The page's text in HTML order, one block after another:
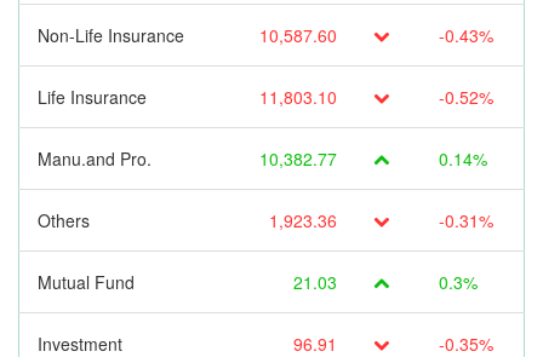
Non-Life Insurance 10,587.60 -0.43%
Life Insurance 11,803.10 -0.52%
Manu.and Pro. 10,382.77 0.14%
Others 1,923.36 -0.31%
Mutual Fund 21.03 0.3%
Investment 96.91 -0.35%